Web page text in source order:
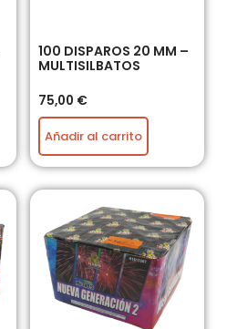
100 DISPAROS 20 MM –
MULTISILBATOS
75,00 €
Añadir al carrito